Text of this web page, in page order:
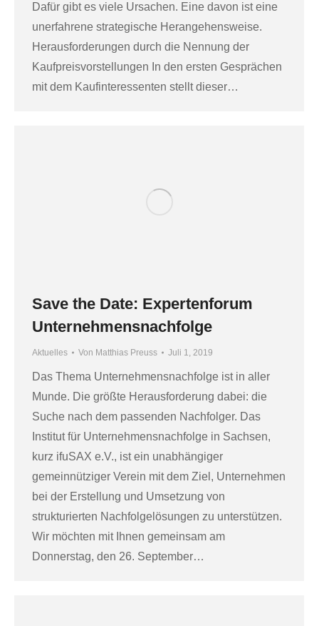
Dafür gibt es viele Ursachen. Eine davon ist eine
unerfahrene strategische Herangehensweise.
Herausforderungen durch die Nennung der
Kaufpreisvorstellungen In den ersten Gesprächen
mit dem Kaufinteressenten stellt dieser…
Save the Date: Expertenforum
Unternehmensnachfolge
Aktuelles Von Matthias Preuss Juli 1, 2019
Das Thema Unternehmensnachfolge ist in aller
Munde. Die größte Herausforderung dabei: die
Suche nach dem passenden Nachfolger. Das
Institut für Unternehmensnachfolge in Sachsen,
kurz ifuSAX e.V., ist ein unabhängiger
gemeinnütziger Verein mit dem Ziel, Unternehmen
bei der Erstellung und Umsetzung von
strukturierten Nachfolgelösungen zu unterstützen.
Wir möchten mit Ihnen gemeinsam am
Donnerstag, den 26. September…